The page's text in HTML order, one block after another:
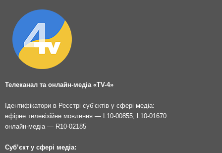
Телеканал та онлайн-медіа «TV-4»
Ідентифікатори в Реєстрі суб’єктів у сфері медіа:
ефірне телевізійне мовлення — L10-00855, L10-01670
онлайн-медіа — R10-02185
Суб’єкт у сфері медіа: